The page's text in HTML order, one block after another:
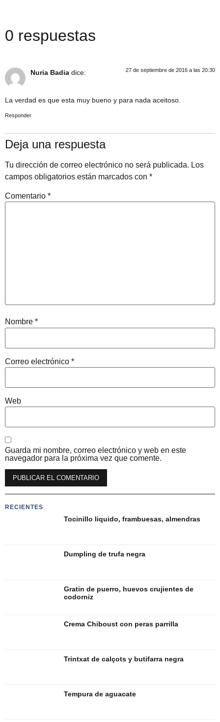
0 respuestas
Nuria Badia dice: 27 de septiembre de 2016 a las 20:30
La verdad es que esta muy bueno y para nada aceitoso.
Responder
Deja una respuesta
Tu dirección de correo electrónico no será publicada. Los
campos obligatorios están marcados con *
Comentario *
Nombre *
Correo electrónico *
Web
Guarda mi nombre, correo electrónico y web en este
navegador para la próxima vez que comente.
RECIENTES
Tocinillo liquido, frambuesas, almendras
Dumpling de trufa negra
Gratin de puerro, huevos crujientes de
codorniz
Crema Chiboust con peras parrilla
Trintxat de calçots y butifarra negra
Tempura de aguacate